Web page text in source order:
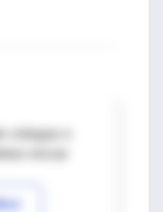
colegas o